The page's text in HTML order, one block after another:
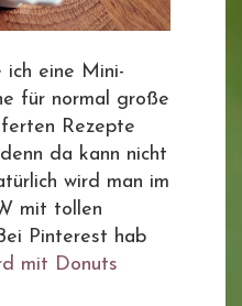
ich eine Mini-
für normal große
Rezepte
da kann nicht
wird man im
mit tollen
Pinterest hab
mit Donuts